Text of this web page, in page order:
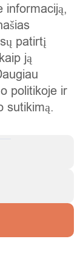
informaciją,
patirtį
ją
politikoje ir
sutikimą.